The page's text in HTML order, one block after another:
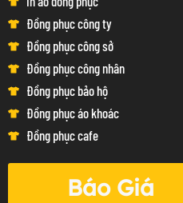
Đồng phục công ty
Đồng phục công sở
Đồng phục công nhân
Đồng phục bảo hộ
Đồng phục áo khoác
Đồng phục cafe
Báo Giá